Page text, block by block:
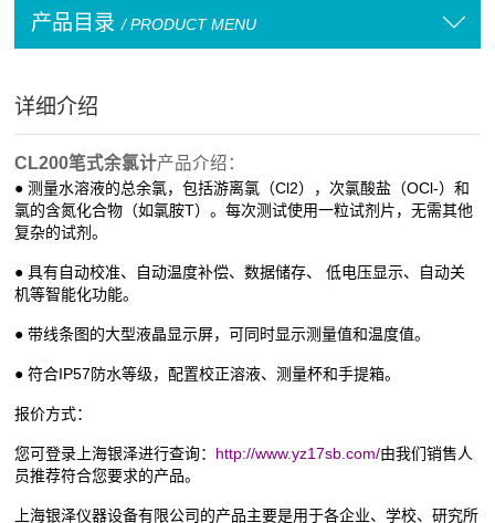
产品目录 / PRODUCT MENU
详细介绍
CL200笔式余氯计产品介绍：
● 测量水溶液的总余氯，包括游离氯 （Cl2），次氯酸盐（OCl-）和
氯的含氮化合物（如氯胺T）。每次测试使用一粒试剂片，无需其他
复杂的试剂。
● 具有自动校准、自动温度补偿、数据储存、 低电压显示、自动关
机等智能化功能。
● 带线条图的大型液晶显示屏，可同时显示测量值和温度值。
● 符合IP57防水等级，配置校正溶液、测量杯和手提箱。
报价方式：
您可登录上海银泽进行查询： http://www.yz17sb.com/由我们销售人
员推荐符合您要求的产品。
上海银泽仪器设备有限公司的产品主要是用于各企业、学校、研究所